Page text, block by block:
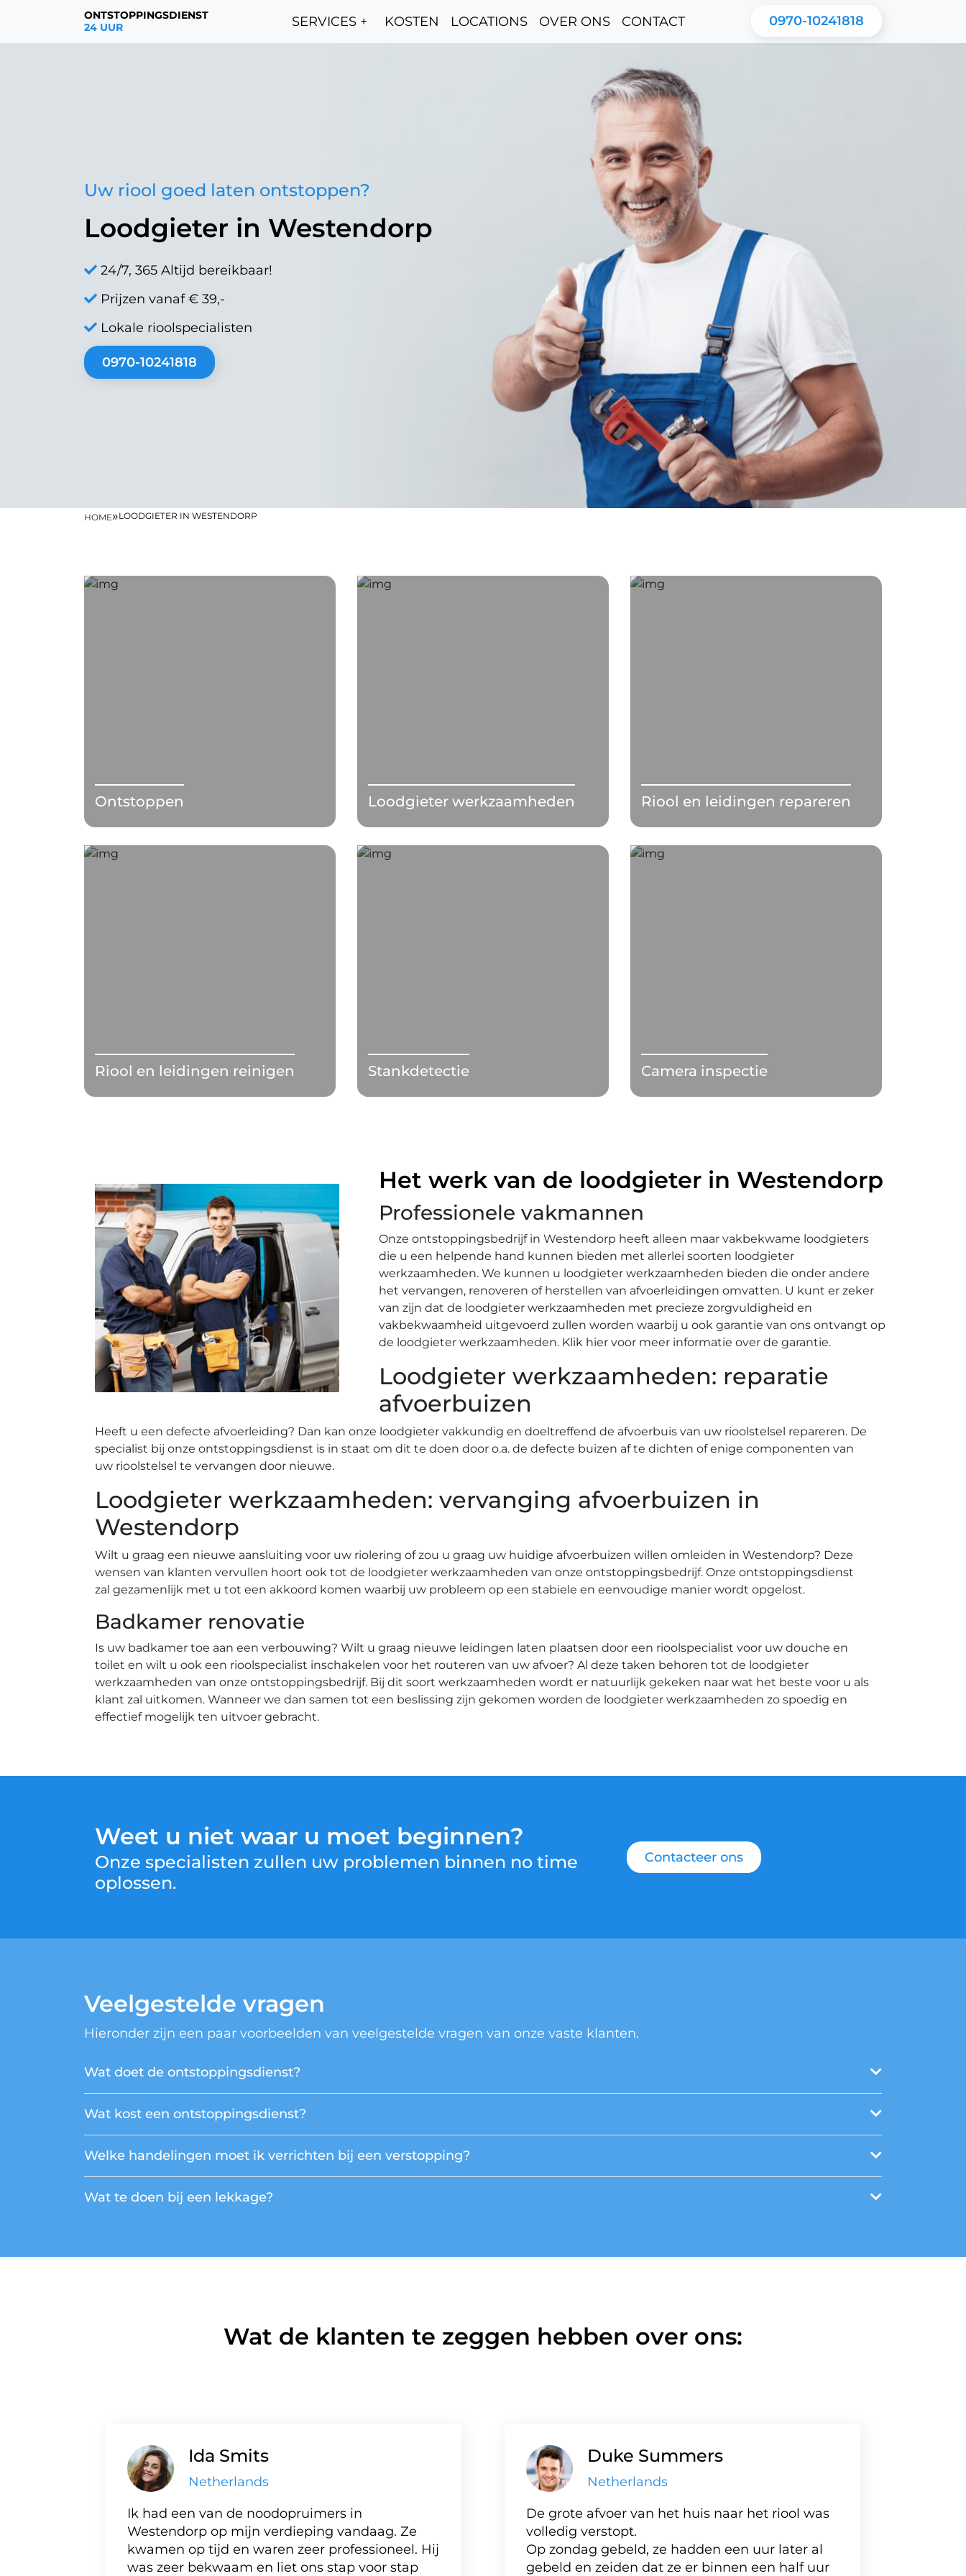
ONTSTOPPINGSDIENST
24 UUR
SERVICES + KOSTEN LOCATIONS OVER ONS CONTACT 0970-10241818
Uw riool goed laten ontstoppen?
Loodgieter in Westendorp
24/7, 365 Altijd bereikbaar!
Prijzen vanaf € 39,-
Lokale rioolspecialisten
0970-10241818
HOME»LOODGIETER IN WESTENDORP
Ontstoppen Loodgieter werkzaamheden Riool en leidingen repareren
Riool en leidingen reinigen Stankdetectie Camera inspectie
Het werk van de loodgieter in Westendorp
Professionele vakmannen
Onze ontstoppingsbedrijf in Westendorp heeft alleen maar vakbekwame loodgieters
die u een helpende hand kunnen bieden met allerlei soorten loodgieter
werkzaamheden. We kunnen u loodgieter werkzaamheden bieden die onder andere
het vervangen, renoveren of herstellen van afvoerleidingen omvatten. U kunt er zeker
van zijn dat de loodgieter werkzaamheden met precieze zorgvuldigheid en
vakbekwaamheid uitgevoerd zullen worden waarbij u ook garantie van ons ontvangt op
de loodgieter werkzaamheden. Klik hier voor meer informatie over de garantie.
Loodgieter werkzaamheden: reparatie
afvoerbuizen
Heeft u een defecte afvoerleiding? Dan kan onze loodgieter vakkundig en doeltreffend de afvoerbuis van uw rioolstelsel repareren. De
specialist bij onze ontstoppingsdienst is in staat om dit te doen door o.a. de defecte buizen af te dichten of enige componenten van
uw rioolstelsel te vervangen door nieuwe.
Loodgieter werkzaamheden: vervanging afvoerbuizen in
Westendorp
Wilt u graag een nieuwe aansluiting voor uw riolering of zou u graag uw huidige afvoerbuizen willen omleiden in Westendorp? Deze
wensen van klanten vervullen hoort ook tot de loodgieter werkzaamheden van onze ontstoppingsbedrijf. Onze ontstoppingsdienst
zal gezamenlijk met u tot een akkoord komen waarbij uw probleem op een stabiele en eenvoudige manier wordt opgelost.
Badkamer renovatie
Is uw badkamer toe aan een verbouwing? Wilt u graag nieuwe leidingen laten plaatsen door een rioolspecialist voor uw douche en
toilet en wilt u ook een rioolspecialist inschakelen voor het routeren van uw afvoer? Al deze taken behoren tot de loodgieter
werkzaamheden van onze ontstoppingsbedrijf. Bij dit soort werkzaamheden wordt er natuurlijk gekeken naar wat het beste voor u als
klant zal uitkomen. Wanneer we dan samen tot een beslissing zijn gekomen worden de loodgieter werkzaamheden zo spoedig en
effectief mogelijk ten uitvoer gebracht.
Weet u niet waar u moet beginnen?
Onze specialisten zullen uw problemen binnen no time
oplossen.
Contacteer ons
Veelgestelde vragen
Hieronder zijn een paar voorbeelden van veelgestelde vragen van onze vaste klanten.
Wat doet de ontstoppingsdienst?
Wat kost een ontstoppingsdienst?
Welke handelingen moet ik verrichten bij een verstopping?
Wat te doen bij een lekkage?
Wat de klanten te zeggen hebben over ons:
Ida Smits
Netherlands
Ik had een van de noodopruimers in
Westendorp op mijn verdieping vandaag. Ze
kwamen op tijd en waren zeer professioneel. Hij
was zeer bekwaam en liet ons stap voor stap
Duke Summers
Netherlands
De grote afvoer van het huis naar het riool was
volledig verstopt.
Op zondag gebeld, ze hadden een uur later al
gebeld en zeiden dat ze er binnen een half uur